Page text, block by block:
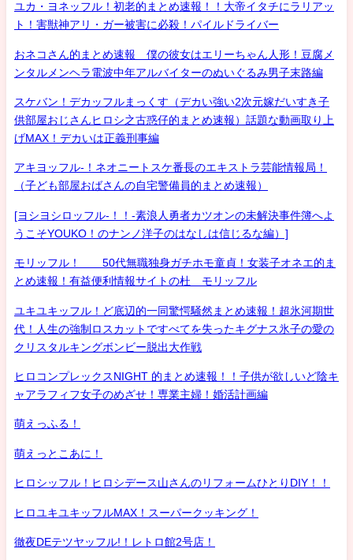
ユカ・ヨネッフル！初老的まとめ速報！！大帝イタチにラリアッ
ト！害獣神アリ・ガー被害に必殺！パイルドライバー
おネコさん的まとめ速報 僕の彼女はエリーちゃん人形！豆腐メ
ンタルメンヘラ電波中年アルバイターのぬいぐるみ男子末路編
スケバン！デカッフルまっくす（デカい強い2次元嫁だいすき子
供部屋おじさんヒロシ之古惑仔的まとめ速報）話題な動画取り上
げMAX！デカいは正義刑事編
アキヨッフル-！ネオニートスケ番長のエキストラ芸能情報局！
（子ども部屋おばさんの自宅警備員的まとめ速報）
[ヨシヨシロッフル-！！-素浪人勇者カツオンの未解決事件簿へよ
うこそYOUKO！のナンノ洋子のはなしは信じるな編）]
モリッフル！ 50代無職独身ガチホモ童貞！女装子オネエ的ま
とめ速報！有益便利情報サイトの杜 モリッフル
ユキユキッフル！ど底辺的一同驚愕騒然まとめ速報！超氷河期世
代！人生の強制ロスカットですべてを失ったキグナス氷子の愛の
クリスタルキングボンビー脱出大作戦
ヒロコンプレックスNIGHT 的まとめ速報！！子供が欲しいど陰キ
ャアラフィフ女子のめざせ！専業主婦！婚活計画編
萌えっふる！
萌えっとこあに！
ヒロシッフル！ヒロシデース山さんのリフォームひとりDIY！！
ヒロユキユキッフルMAX！スーパークッキング！
徹夜DEテツヤッフル!！レトロ館2号店！